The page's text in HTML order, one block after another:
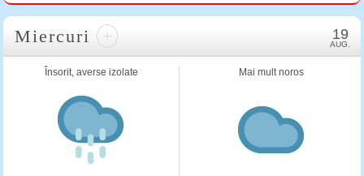
Miercuri + 19
AUG.
Însorit, averse izolate Mai mult noros